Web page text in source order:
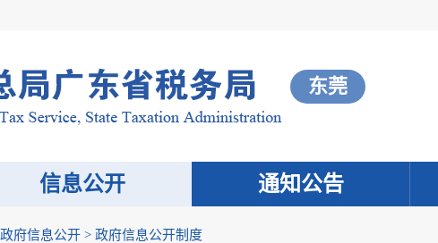
东莞
信息公开 通知公告
政府信息公开 > 政府信息公开制度